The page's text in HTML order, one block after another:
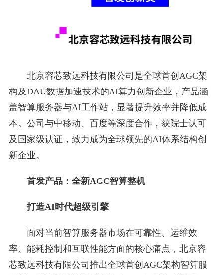
北京容芯致远科技有限公司是全球首创AGC架
构及DAU数据加速技术的AI算力创新企业，产品涵
盖智算服务器与AI工作站，显著提升效率并降低成
本。公司与中移动、百度等深度合作，获院士认可
及国家级认证，致力成为全球领先的AI体系结构创
新企业。
首发产品：全新AGC智算整机
打造AI时代超级引擎
面对当前智算服务器市场在可靠性、运维效
率、能耗控制和互联性能方面的核心痛点，北京容
芯致远科技有限公司推出全球首创AGC架构智算服